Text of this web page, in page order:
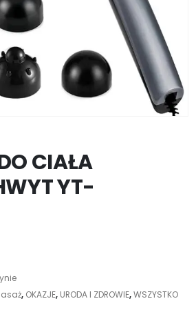
CIAŁA
YT-
, OKAZJE, URODA I ZDROWIE,WSZYSTKO